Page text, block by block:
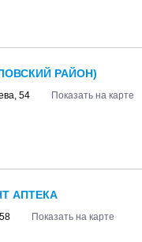
РАЙОН)
54
Показать на карте
АПТЕКА
Показать на карте